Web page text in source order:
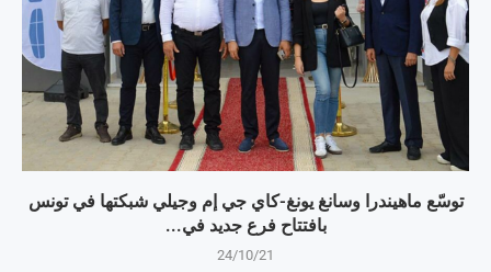
توسّع ماهيندرا وسانغ يونغ-كاي جي إم وجيلي شبكتها في تونس
بافتتاح فرع جديد في...
24/10/21